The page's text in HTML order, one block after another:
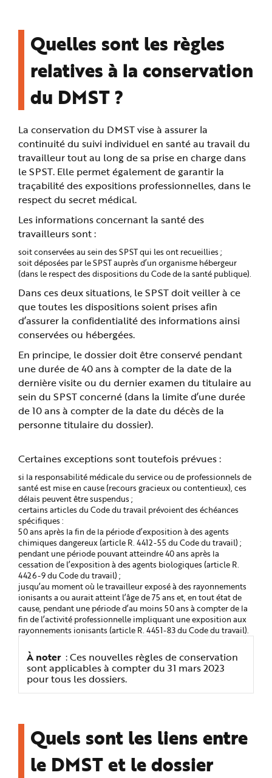
Quelles sont les règles
relatives à la conservation
du DMST ?
La conservation du DMST vise à assurer la
continuité du suivi individuel en santé au travail du
travailleur tout au long de sa prise en charge dans
le SPST. Elle permet également de garantir la
traçabilité des expositions professionnelles, dans le
respect du secret médical.
Les informations concernant la santé des
travailleurs sont :
soit conservées au sein des SPST qui les ont recueillies ;
soit déposées par le SPST auprès d’un organisme hébergeur
(dans le respect des dispositions du Code de la santé publique).
Dans ces deux situations, le SPST doit veiller à ce
que toutes les dispositions soient prises afin
d’assurer la confidentialité des informations ainsi
conservées ou hébergées.
En principe, le dossier doit être conservé pendant
une durée de 40 ans à compter de la date de la
dernière visite ou du dernier examen du titulaire au
sein du SPST concerné (dans la limite d’une durée
de 10 ans à compter de la date du décès de la
personne titulaire du dossier).
Certaines exceptions sont toutefois prévues :
si la responsabilité médicale du service ou de professionnels de
santé est mise en cause (recours gracieux ou contentieux), ces
délais peuvent être suspendus ;
certains articles du Code du travail prévoient des échéances
spécifiques :
50 ans après la fin de la période d’exposition à des agents
chimiques dangereux (article R. 4412-55 du Code du travail) ;
pendant une période pouvant atteindre 40 ans après la
cessation de l’exposition à des agents biologiques (article R.
4426-9 du Code du travail) ;
jusqu’au moment où le travailleur exposé à des rayonnements
ionisants a ou aurait atteint l’âge de 75 ans et, en tout état de
cause, pendant une période d’au moins 50 ans à compter de la
fin de l’activité professionnelle impliquant une exposition aux
rayonnements ionisants (article R. 4451-83 du Code du travail).
À noter : Ces nouvelles règles de conservation
sont applicables à compter du 31 mars 2023
pour tous les dossiers.
Quels sont les liens entre
le DMST et le dossier